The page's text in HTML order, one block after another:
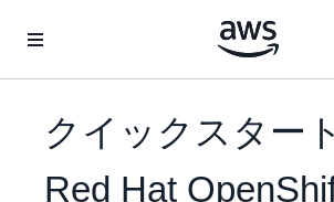
クイックスター
Red Hat